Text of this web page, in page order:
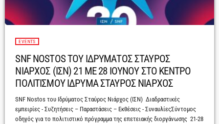
EVENTS
SNF NOSTOS ΤΟΥ ΙΔΡΥΜΑΤΟΣ ΣΤΑΥΡΟΣ
ΝΙΑΡΧΟΣ (ΙΣΝ) 21 ΜΕ 28 ΙΟΥΝΟΥ ΣΤΟ ΚΕΝΤΡΟ
ΠΟΛΙΤΙΣΜΟΥ ΙΔΡΥΜΑ ΣΤΑΥΡΟΣ ΝΙΑΡΧΟΣ
SNF Nostos του Ιδρύματος Σταύρος Νιάρχος (ΙΣΝ) Διαδραστικές
εμπειρίες - Συζητήσεις – Παραστάσεις – Εκθέσεις - ΣυναυλίεςΣύντομος
οδηγός για το πολιτιστικό πρόγραμμα της επετειακής διοργάνωσης 21-28